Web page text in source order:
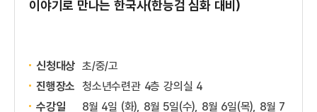
이야기로 만나는 한국사(한능검 심화 대비)
신청대상 초/중/고
진행장소 청소년수련관 4층 강의실 4
수강일
8월 4일 (화), 8월 5일(수), 8월 6일(목), 8월 7